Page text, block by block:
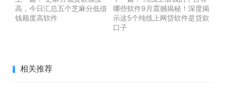
高，今日汇总五个芝麻分低借
钱额度高软件
哪些软件9月震撼揭秘！深度揭
示这5个纯线上网贷软件是贷款
口子
相关推荐